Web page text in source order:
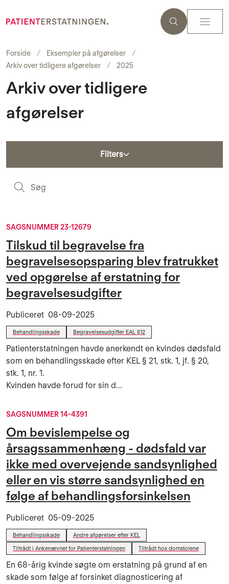
Forside
Eksempler på afgørelser
Arkiv over tidligere afgørelser
2025
Arkiv over tidligere
afgørelser
Filters
SAGSNUMMER 23-12679
Tilskud til begravelse fra
begravelsesopsparing blev fratrukket
ved opgørelse af erstatning for
begravelsesudgifter
Publiceret 08-09-2025
Behandlingsskade Begravelsesudgifter EAL §12
Patienterstatningen havde anerkendt en kvindes dødsfald
som en behandlingsskade efter KEL § 21, stk. 1, jf. § 20,
stk. 1, nr. 1.
Kvinden havde forud for sin d...
SAGSNUMMER 14-4391
Om bevislempelse og
årsagssammenhæng - dødsfald var
ikke med overvejende sandsynlighed
eller en vis større sandsynlighed en
følge af behandlingsforsinkelsen
Publiceret 05-09-2025
Behandlingsskade
Andre afgørelser efter KEL
Tiltrådt i Ankenævnet for Patienterstatningen
Tiltrådt hos domstolene
En 68-årig kvinde søgte om erstatning på grund af en
skade som følge af forsinket diagnosticering af